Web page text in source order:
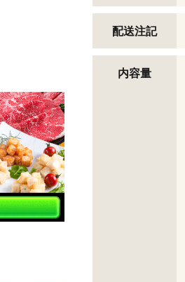
配送注記
内容量